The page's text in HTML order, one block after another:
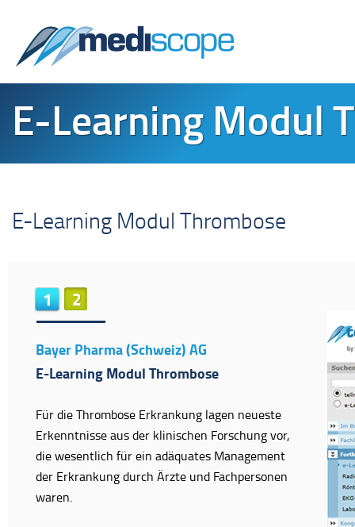
E-Learning Modul
E-Learning Modul Thrombose
Bayer Pharma (Schweiz) AG
E-Learning Modul Thrombose
Für die Thrombose Erkrankung lagen neueste
Erkenntnisse aus der klinischen Forschung vor,
die wesentlich für ein adäquates Management
der Erkrankung durch Ärzte und Fachpersonen
waren.
1 2